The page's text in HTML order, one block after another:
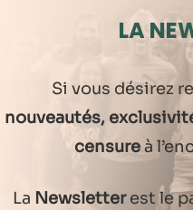
LA
Si vous désirez
nouveautés,
censureà
La Newsletterest le